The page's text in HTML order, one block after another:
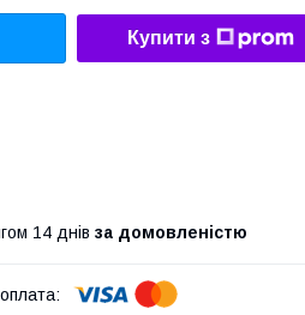
Купити з
14 днів за домовленістю